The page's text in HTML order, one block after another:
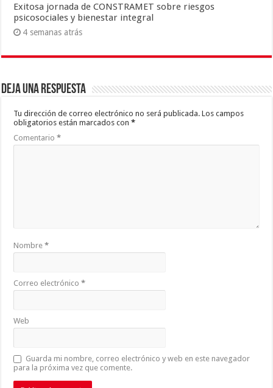
Exitosa jornada de CONSTRAMET sobre riesgos
psicosociales y bienestar integral
4 semanas atrás
Deja una respuesta
Tu dirección de correo electrónico no será publicada. Los campos
obligatorios están marcados con*
Comentario*
Nombre*
Correo electrónico*
Web
Guarda mi nombre, correo electrónico y web en este navegador
para la próxima vez que comente.